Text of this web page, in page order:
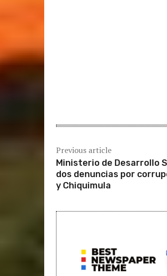
Previous article
Ministerio de Desarrollo
dos denuncias por
y Chiquimula